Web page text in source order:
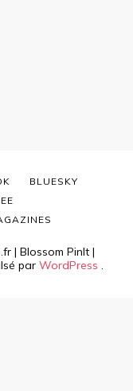
| Blossom PinIt |
par WordPress
BLUESKY